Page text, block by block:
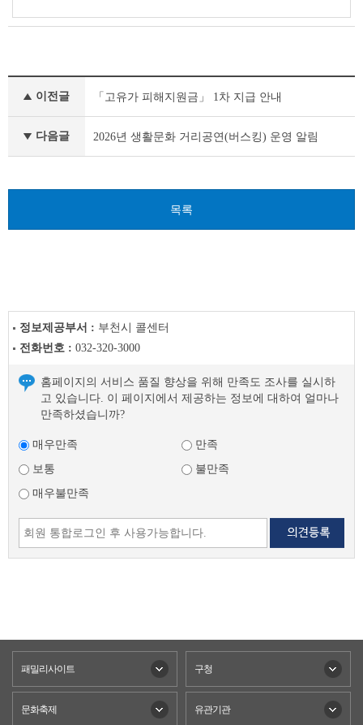
식
이전글 「고유가 피해지원금」 1차 지급 안내
다음글 2026년 생활문화 거리공연(버스킹) 운영 알림
목록
정보제공부서 : 부천시 콜센터
전화번호 : 032-320-3000
홈페이지의 서비스 품질 향상을 위해 만족도 조사를 실시하
고 있습니다. 이 페이지에서 제공하는 정보에 대하여 얼마나
만족하셨습니까?
매우만족
만족
보통
불만족
매우불만족
패밀리사이트 구청
문화축제 유관기관